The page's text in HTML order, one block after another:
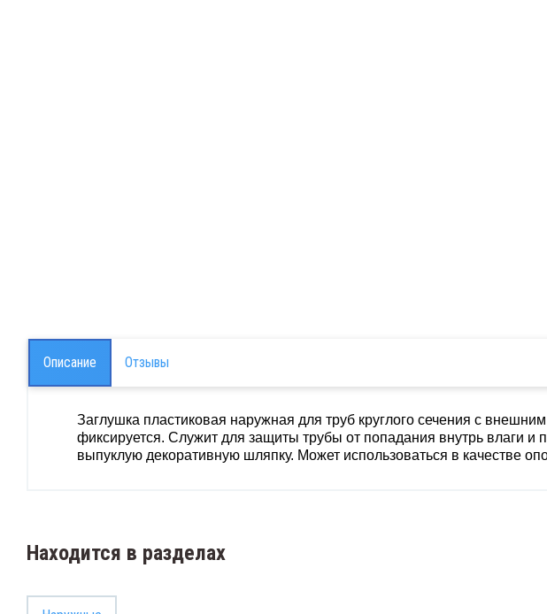
Описание Отзывы
Заглушка пластиковая наружная для труб круглого сечения с
фиксируется. Служит для защиты трубы от попадания внутрь влаги
выпуклую декоративную шляпку. Может использоваться в качестве
Находится в разделах